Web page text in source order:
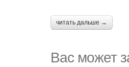
читать дальше →
Вас может